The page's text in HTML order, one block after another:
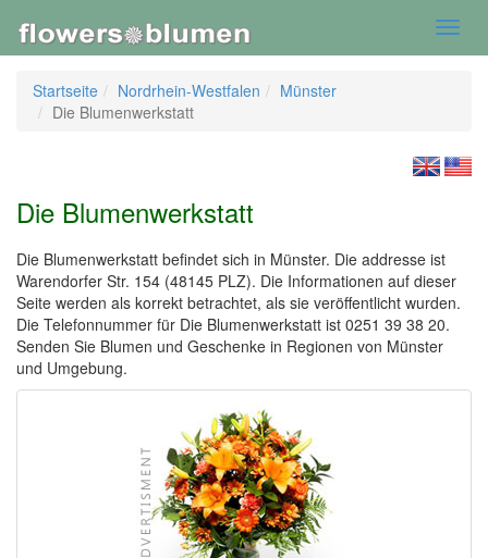
Startseite
Nordrhein-Westfalen
Münster
Die Blumenwerkstatt
Die Blumenwerkstatt
Die Blumenwerkstatt befindet sich in Münster. Die addresse ist
Warendorfer Str. 154 (48145 PLZ). Die Informationen auf dieser
Seite werden als korrekt betrachtet, als sie veröffentlicht wurden.
Die Telefonnummer für Die Blumenwerkstatt ist 0251 39 38 20.
Senden Sie Blumen und Geschenke in Regionen von Münster
und Umgebung.